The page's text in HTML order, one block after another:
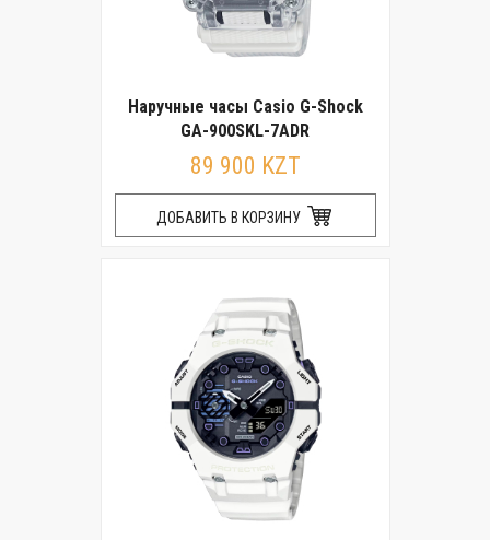
Наручные часы Casio G-Shock
GA-900SKL-7ADR
89 900 KZT
ДОБАВИТЬ В КОРЗИНУ